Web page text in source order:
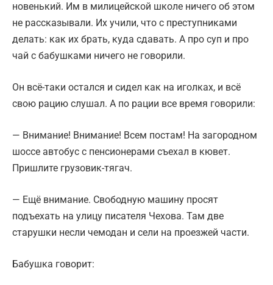
новенький. Им в милицейской школе ничего об этом
не рассказывали. Их учили, что с преступниками
делать: как их брать, куда сдавать. А про суп и про
чай с бабушками ничего не говорили.
Он всё-таки остался и сидел как на иголках, и всё
свою рацию слушал. А по рации все время говорили:
— Внимание! Внимание! Всем постам! На загородном
шоссе автобус с пенсионерами съехал в кювет.
Пришлите грузовик-тягач.
— Ещё внимание. Свободную машину просят
подъехать на улицу писателя Чехова. Там две
старушки несли чемодан и сели на проезжей части.
Бабушка говорит: